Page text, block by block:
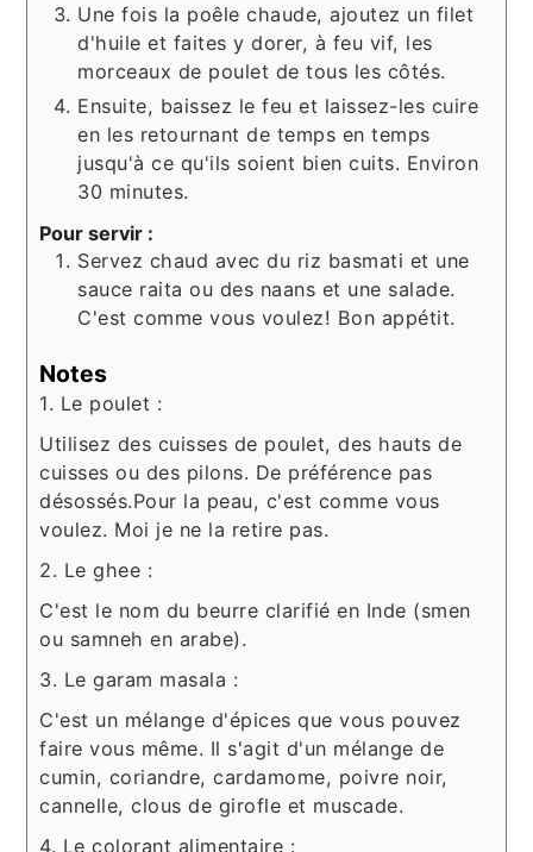
Une fois la poêle chaude, ajoutez un filet
d'huile et faites y dorer, à feu vif, les
morceaux de poulet de tous les côtés.
Ensuite, baissez le feu et laissez-les cuire
en les retournant de temps en temps
jusqu'à ce qu'ils soient bien cuits. Environ
30 minutes.
Pour servir :
Servez chaud avec du riz basmati et une
sauce raita ou des naans et une salade.
C'est comme vous voulez! Bon appétit.
Notes
1. Le poulet :
Utilisez des cuisses de poulet, des hauts de
cuisses ou des pilons. De préférence pas
désossés.Pour la peau, c'est comme vous
voulez. Moi je ne la retire pas.
2. Le ghee :
C'est le nom du beurre clarifié en Inde (smen
ou samneh en arabe).
3. Le garam masala :
C'est un mélange d'épices que vous pouvez
faire vous même. Il s'agit d'un mélange de
cumin, coriandre, cardamome, poivre noir,
cannelle, clous de girofle et muscade.
4. Le colorant alimentaire :